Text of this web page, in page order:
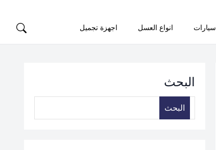
سيارات انواع العسل اجهزة تجميل
البحث
البحث